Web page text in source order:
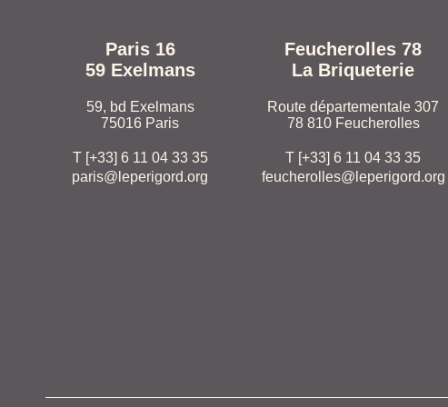
Paris 16
59 Exelmans
59, bd Exelmans
75016 Paris
T [+33] 6 11 04 33 35
paris@leperigord.org
Feucherolles 78
La Briqueterie
Route départementale 307
78 810 Feucherolles
T [+33] 6 11 04 33 35
feucherolles@leperigord.org